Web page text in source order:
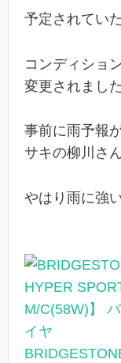
予定されてい
コンディショ
変更されました
事前に雨予報
サキの柳川さ
やはり雨に強